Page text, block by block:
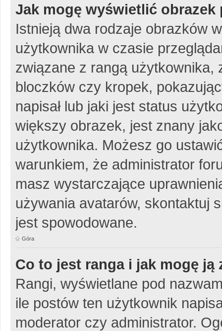
Jak mogę wyświetlić
Istnieją dwa rodzaje obrazków
użytkownika w czasie
związane z rangą użytkownika,
bloczków czy kropek,
napisał lub jaki jest status
większy obrazek, jest znany
użytkownika. Możesz go
warunkiem, że administrator
masz wystarczające
używania avatarów, skontaktuj
jest spowodowane.
Góra
Co to jest ranga i jak mogę ją
Rangi, wyświetlane pod
ile postów ten użytkownik
moderator czy administrator.